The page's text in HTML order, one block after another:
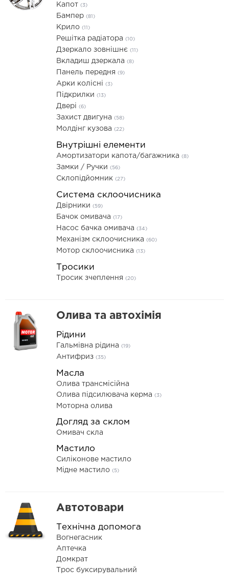
Капот (3)
Бампер (81)
Крило (11)
Решітка радіатора (10)
Дзеркало зовнішнє (11)
Вкладиш дзеркала (8)
Панель передня (9)
Арки колісні (3)
Підкрилки (13)
Двері (6)
Захист двигуна (58)
Молдінг кузова (22)
Внутрішні елементи
Амортизатори капота/багажника (8)
Замки / Ручки (56)
Склопідйомник (27)
Система склоочисника
Двірники (59)
Бачок омивача (17)
Насос бачка омивача (34)
Механізм склоочисника (60)
Мотор склоочисника (13)
Тросики
Тросик зчеплення (20)
Олива та автохімія
Рідини
Гальмівна рідина (19)
Антифриз (35)
Масла
Олива трансмісійна
Олива підсилювача керма (3)
Моторна олива
Догляд за склом
Омивач скла
Мастило
Силіконове мастило
Мідне мастило (5)
Автотовари
Технічна допомога
Вогнегасник
Аптечка
Домкрат
Трос буксирувальний